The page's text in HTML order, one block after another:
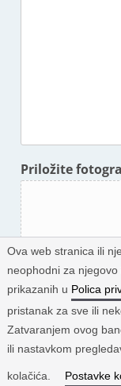
Priložite
Click or
POŠALJI
Ova web stranica ili
neophodni za
prikazanih u Polica
pristanak za sve ili
Zatvaranjem ovog
ili nastavkom
kolačića. Postavke